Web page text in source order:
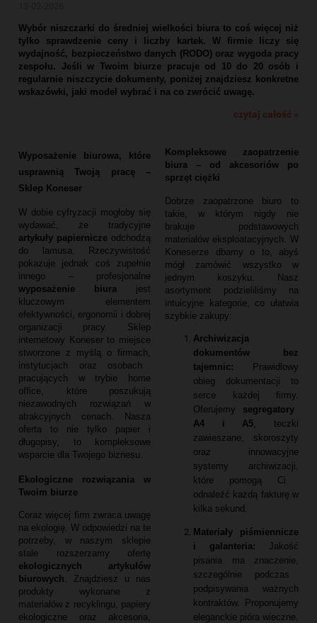
Wybór niszczarki do średniej wielkości biura to coś więcej niż
tylko sprawdzenie ceny i liczby kartek. W firmie liczy się
wydajność, bezpieczeństwo danych (RODO) oraz wygoda pracy
zespołu. Jeśli w Twoim biurze pracuje od 10 do 20 osób i
regularnie niszczycie dokumenty, poniżej znajdziesz konkretne
wskazówki, jaki model wybrać i na co zwrócić uwagę.
czytaj całość »
Wyposażenie biurowa, które
usprawnią Twoją pracę –
Sklep Koneser
W dobie cyfryzacji mogłoby się
wydawać,
że tradycyjne
artykuły papiernicze odchodzą
do lamusa. Rzeczywistość
pokazuje jednak coś zupełnie
innego – profesjonalne
wyposażenie biura jest
kluczowym elementem
efektywności, ergonomii i dobrej
organizacji pracy. Sklep
internetowy Koneser to miejsce
stworzone z myślą o firmach,
instytucjach oraz osobach
pracujących w trybie home
office,
które poszukują
niezawodnych rozwiązań w
atrakcyjnych cenach.
Nasza
oferta to nie tylko papier i
długopisy,
to kompleksowe
wsparcie dla Twojego biznesu.
Ekologiczne rozwiązania w
Twoim biurze
Coraz więcej firm zwraca uwagę
na ekologię. W odpowiedzi na te
potrzeby,
w naszym sklepie
stale rozszerzamy ofertę
ekologicznych artykułów
biurowych
Znajdziesz u nas
produkty wykonane z
materiałów z recyklingu,
papiery
ekologiczne oraz akcesoria,
Kompleksowe zaopatrzenie
biura – od akcesoriów po
sprzęt ciężki
Dobrze zaopatrzone biuro to
takie,
w którym nigdy nie
brakuje podstawowych
materiałów eksploatacyjnych.
W
Koneserze dbamy o to,
abyś
mógł zamówić wszystko w
jednym koszyku.
Nasz
asortyment podzieliliśmy na
intuicyjne kategorie,
co ułatwia
szybkie zakupy:
Archiwizacja
dokumentów bez
tajemnic: Prawidłowy
obieg dokumentacji to
serce każdej firmy.
Oferujemy segregatory
A4 i A5
teczki
zawieszane,
skoroszyty
oraz innowacyjne
systemy archiwizacji,
które pomogą Ci
odnaleźć każdą fakturę w
kilka sekund.
Materiały piśmiennicze
i galanteria: Jakość
pisania ma znaczenie,
szczególnie podczas
podpisywania ważnych
kontraktów.
Proponujemy
eleganckie pióra wieczne,